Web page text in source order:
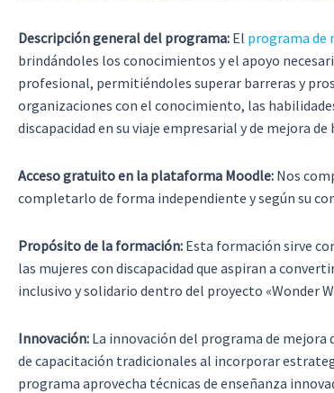
Descripción general del programa: El programa de
brindándoles los conocimientos y el apoyo
profesional, permitiéndoles superar barreras y
organizaciones con el conocimiento, las
discapacidad en su viaje empresarial y de mejora de
Acceso gratuito en la plataforma Moodle: Nos
completarlo de forma independiente y según su
Propósito de la formación: Esta formación sirve
las mujeres con discapacidad que aspiran a
inclusivo y solidario dentro del proyecto «Wonder
Innovación: La innovación del programa de
de capacitación tradicionales al incorporar
programa aprovecha técnicas de enseñanza